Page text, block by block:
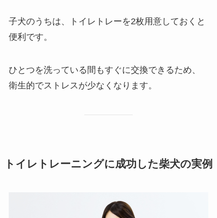
子犬のうちは、トイレトレーを2枚用意しておくと
便利です。
ひとつを洗っている間もすぐに交換できるため、
衛生的でストレスが少なくなります。
トイレトレーニングに成功した柴犬の実例